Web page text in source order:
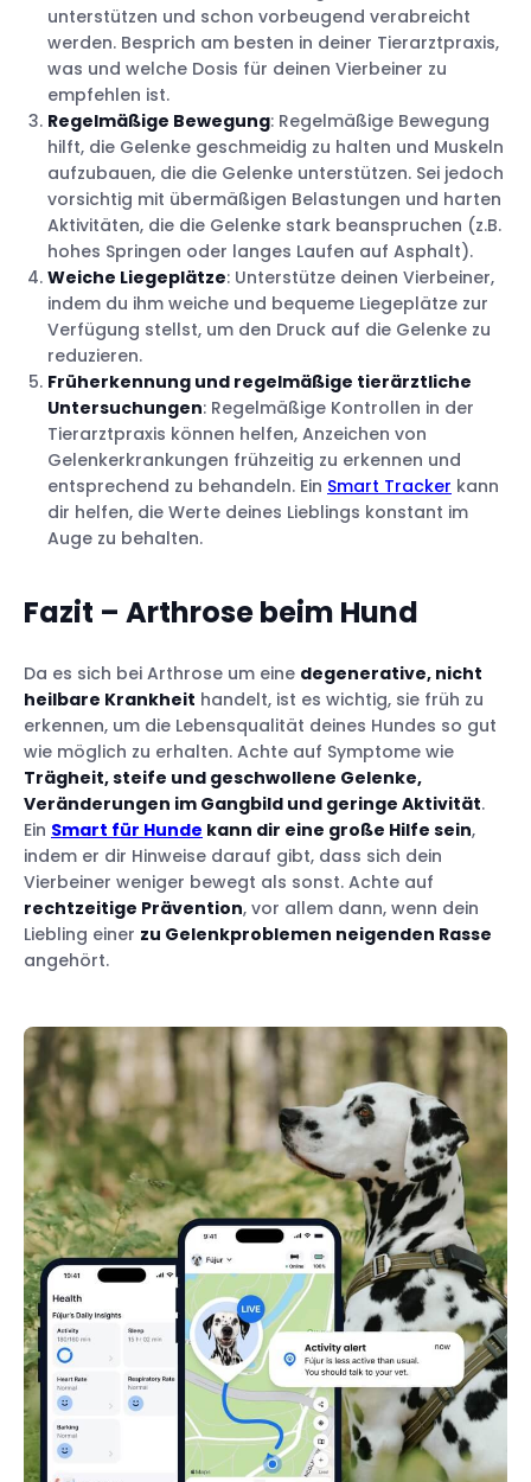
unterstützen und schon vorbeugend verabreicht
werden. Besprich am besten in deiner Tierarztpraxis,
was und welche Dosis für deinen Vierbeiner zu
empfehlen ist.
Regelmäßige Bewegung: Regelmäßige Bewegung
hilft, die Gelenke geschmeidig zu halten und Muskeln
aufzubauen, die die Gelenke unterstützen. Sei jedoch
vorsichtig mit übermäßigen Belastungen und harten
Aktivitäten, die die Gelenke stark beanspruchen (z.B.
hohes Springen oder langes Laufen auf Asphalt).
Weiche Liegeplätze: Unterstütze deinen Vierbeiner,
indem du ihm weiche und bequeme Liegeplätze zur
Verfügung stellst, um den Druck auf die Gelenke zu
reduzieren.
Früherkennung und regelmäßige tierärztliche
Untersuchungen: Regelmäßige Kontrollen in der
Tierarztpraxis können helfen, Anzeichen von
Gelenkerkrankungen frühzeitig zu erkennen und
entsprechend zu behandeln. Ein Smart Tracker kann
dir helfen, die Werte deines Lieblings konstant im
Auge zu behalten.
Fazit – Arthrose beim Hund
Da es sich bei Arthrose um eine degenerative, nicht
heilbare Krankheit handelt, ist es wichtig, sie früh zu
erkennen, um die Lebensqualität deines Hundes so gut
wie möglich zu erhalten. Achte auf Symptome wie
Trägheit, steife und geschwollene Gelenke,
Veränderungen im Gangbild und geringe Aktivität.
Ein Smart für Hunde kann dir eine große Hilfe sein,
indem er dir Hinweise darauf gibt, dass sich dein
Vierbeiner weniger bewegt als sonst. Achte auf
rechtzeitige Prävention, vor allem dann, wenn dein
Liebling einer zu Gelenkproblemen neigenden Rasse
angehört.